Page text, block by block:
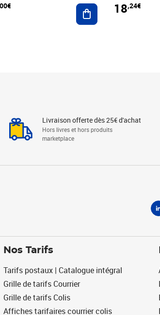
Ajouter au panier
18,24€
Livraison offerte dès 25€ d'achat
Hors livres et hors produits
marketplace
Nos Tarifs
Tarifs postaux | Catalogue intégral
Grille de tarifs Courrier
Grille de tarifs Colis
Affiches tarifaires courrier colis